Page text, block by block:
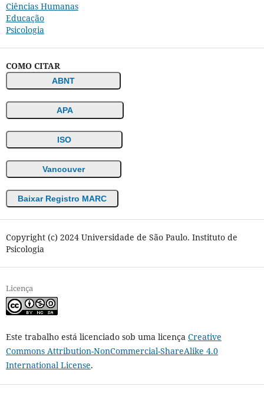
Ciências Humanas
Educação
Psicologia
COMO CITAR
ABNT
APA
ISO
Vancouver
Baixar Registro MARC
Copyright (c) 2024 Universidade de São Paulo. Instituto de
Psicologia
Licença
Este trabalho está licenciado sob uma licença Creative
Commons Attribution-NonCommercial-ShareAlike 4.0
International License.